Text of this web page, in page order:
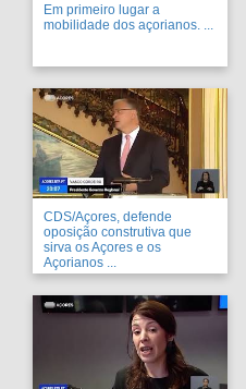
Em primeiro lugar a
mobilidade dos açorianos. ...
CDS/Açores, defende
oposição construtiva que
sirva os Açores e os
Açorianos ...